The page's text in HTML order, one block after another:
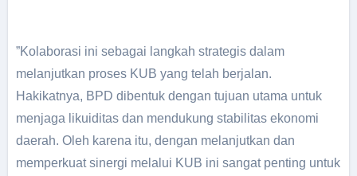
”Kolaborasi ini sebagai langkah strategis dalam
melanjutkan proses KUB yang telah berjalan.
Hakikatnya, BPD dibentuk dengan tujuan utama untuk
menjaga likuiditas dan mendukung stabilitas ekonomi
daerah. Oleh karena itu, dengan melanjutkan dan
memperkuat sinergi melalui KUB ini sangat penting untuk